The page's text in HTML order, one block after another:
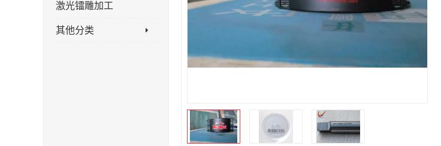
激光镭雕加工
其他分类